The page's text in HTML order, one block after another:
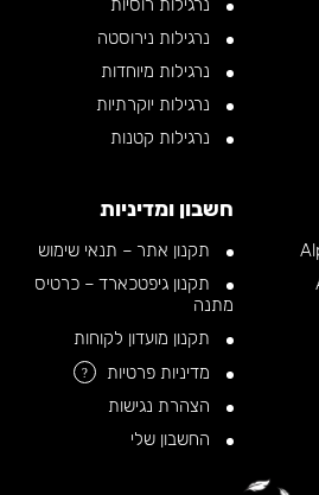
נרגילות רוסיות
נרגילות נירוסטה
נרגילות מיוחדות
נרגילות יוקרתיות
נרגילות קטנות
חשבון ומדיניות
תקנון אתר – תנאי שימוש
תקנון גיפטכארד – כרטיס
מתנה
תקנון מועדון לקוחות
מדיניות פרטיות
?
הצהרת נגישות
החשבון שלי